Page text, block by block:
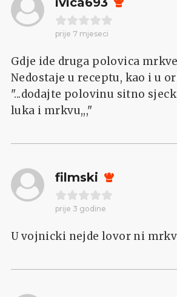
prije 7 mjeseci
Gdje ide druga polovica
Nedostaje u receptu, kao i u
"...dodajte polovinu sitno
luka i mrkvu,,,"
filmski
prije 3 godine
U vojnicki nejde lovor ni